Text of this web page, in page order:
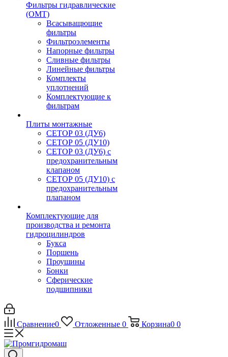
Фильтры гидравлические
(OMT)
Всасыващющие
фильтры
Фильтроэлементы
Напорные фильтры
Сливные фильтры
Линейные фильтры
Комплекты
уплотнений
Комплектующие к
фильтрам
Плиты монтажные
CЕТОР 03 (ДУ6)
CЕТОР 05 (ДУ10)
CЕТОР 03 (ДУ6) с
предохранительным
клапаном
CЕТОР 05 (ДУ10) с
предохранительным
плапаном
Комплектующие для
производства и ремонта
гидроцилиндров
Букса
Поршень
Проушины
Бонки
Сферические
подшипники
Сравнение0 Отложенные 0 Корзина0 0